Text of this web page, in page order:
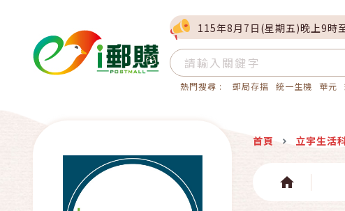
115年8月7日(星期五)晚上9時
熱門搜尋 : 郵局存摺 統一生機 華元
首頁 立宇生活